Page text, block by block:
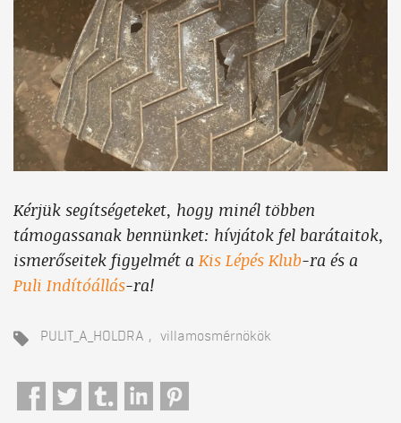
Kérjük segítségeteket, hogy minél többen
támogassanak bennünket: hívjátok fel barátaitok,
ismerőseitek figyelmét a Kis Lépés Klub-ra és a
Puli Indítóállás-ra!
PULIT_A_HOLDRA villamosmérnökök